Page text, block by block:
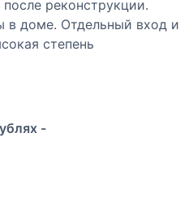
реконструкции.
в доме. Отдельный вход и
степень
площадью 156
этаж на 2-х
крыша. Двор и
в самом центре
Чехии и
-